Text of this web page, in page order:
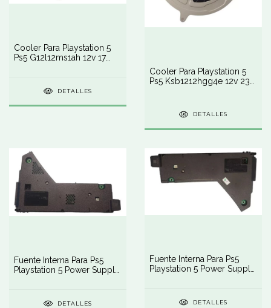
Cooler Para Playstation 5
Ps5 G12l12ms1ah 12v 17
DETALLES
Cooler Para Playstation 5
Ps5 Ksb1212hgg4e 12v 23
DETALLES
Fuente Interna Para Ps5
Playstation 5 Power Supply
DETALLES
Fuente Interna Para Ps5
Playstation 5 Power Supply
DETALLES